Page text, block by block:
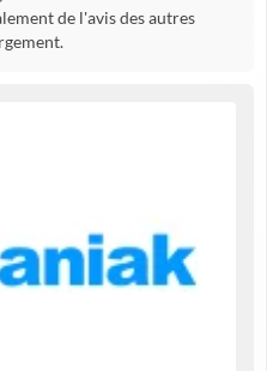
de l'avis des autres